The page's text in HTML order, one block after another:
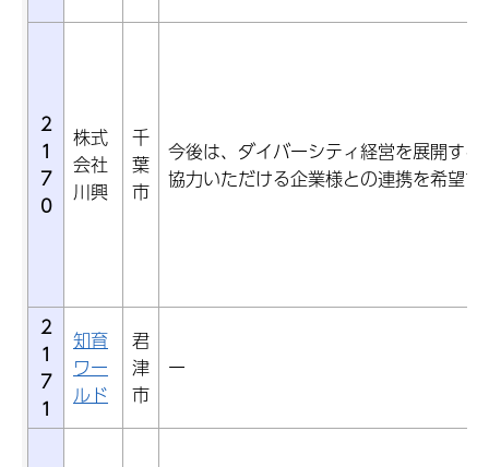
2
1
7
0
株式
会社
川興
千
葉
市
今後は、ダイバーシティ経営を展開す
協力いただける企業様との連携を希望す
2
1
7
1
知育
ワー
ルド
君
津
市
ー